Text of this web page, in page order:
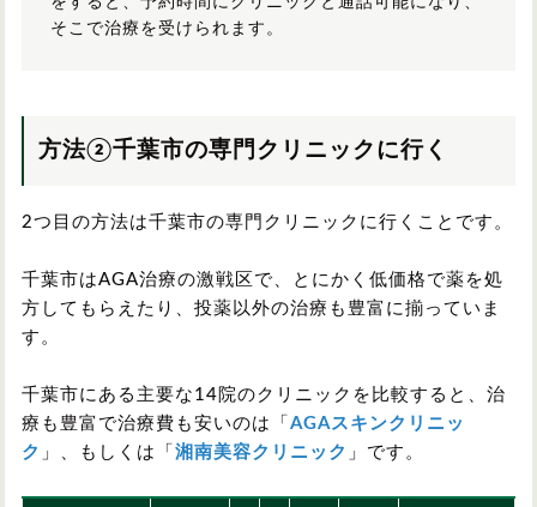
そこで治療を受けられます。
方法②千葉市の専門クリニックに行く
2つ目の方法は千葉市の専門クリニックに行くことです。
千葉市はAGA治療の激戦区で、とにかく低価格で薬を処
方してもらえたり、投薬以外の治療も豊富に揃っていま
す。
千葉市にある主要な14院のクリニックを比較すると、治
療も豊富で治療費も安いのは「 AGAスキンクリニッ
ク 」、もしくは「 湘南美容クリニック 」です。